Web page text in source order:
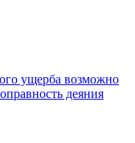
ущерба возможно
деяния